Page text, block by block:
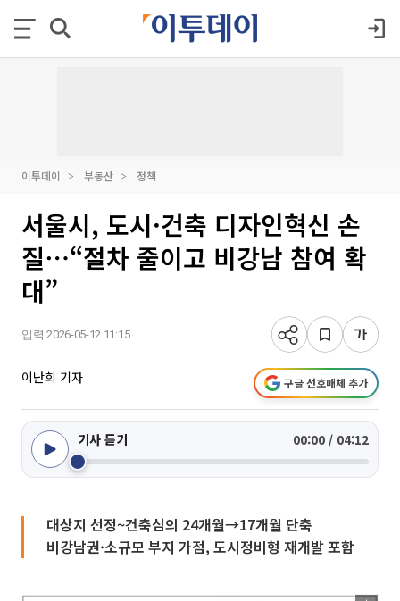
이투데이 부동산 정책
서울시, 도시·건축 디자인혁신 손
질⋯“절차 줄이고 비강남 참여 확
대”
입력 2026-05-12 11:15
이난희 기자 구글 선호매체 추가
기사 듣기 00:00 / 04:12
대상지 선정~건축심의 24개월→17개월 단축
비강남권·소규모 부지 가점, 도시정비형 재개발 포함